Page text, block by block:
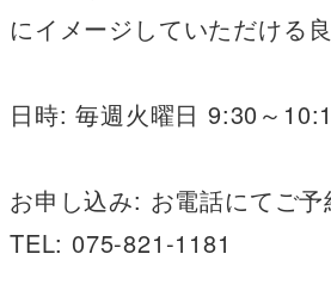
にイメージしていただける良
日時: 毎週火曜日 9:30～
お申し込み: お電話にてご予
TEL: 075-821-1181